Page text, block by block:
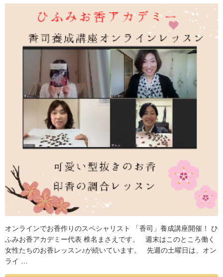
オンラインでお香作りのスペシャリスト 「香司」養成講座開催！ ひ
ふみお香アカデミー代表 椎名まさえです。 週末はこのところ働く
女性たちのお香レッスン♪が続いています。 先週の土曜日は、オン
ライ …